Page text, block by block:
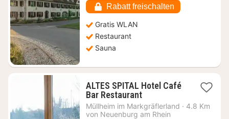
€
Rabatt freischalten
Gratis WLAN
Restaurant
Sauna
ALTES SPITAL Hotel Café
Bar Restaurant1
Nacht
ab
Müllheim im Markgräflerland · 4.8 Km
von Neuenburg am Rhein